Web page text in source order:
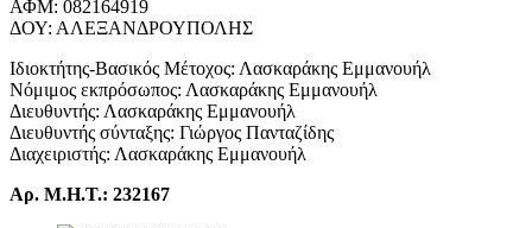
ΑΦΜ: 082164919
ΔΟΥ: ΑΛΕΞΑΝΔΡΟΥΠΟΛΗΣ
Ιδιοκτήτης-Βασικός Μέτοχος: Λασκαράκης Εμμανουήλ
Νόμιμος εκπρόσωπος: Λασκαράκης Εμμανουήλ
Διευθυντής: Λασκαράκης Εμμανουήλ
Διευθυντής σύνταξης: Γιώργος Πανταζίδης
Διαχειριστής: Λασκαράκης Εμμανουήλ
Αρ. Μ.Η.Τ.: 232167